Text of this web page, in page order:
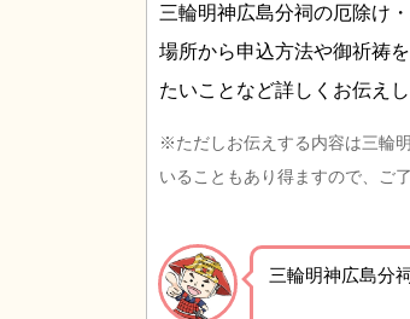
三輪明神広島分祠の厄除け
場所から申込方法や御祈祷
たいことなど詳しくお伝えし
※ただしお伝えする内容は三輪
いることもあり得ますので、ご
三輪明神広島分